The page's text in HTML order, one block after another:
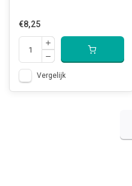
€8,25
Vergelijk